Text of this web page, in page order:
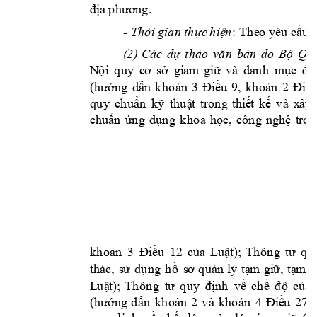
địa phương.
- Thời gian thực hiện: Theo yêu cầu
(2) Các dự thảo văn bản do Bộ Q
Nội quy cơ sở giam giữ và danh mục đ
(hướng dẫn khoản 3 Điều 9, khoản 2 Điều
quy chuẩn kỹ thuật trong thiết kế và xây
chuẩn ứng dụng khoa học, công nghệ tro
khoản 3 Điều 12 của Luật); Thông tư q
thác, sử dụng hồ sơ quản lý tạm giữ, tạm
Luật); Thông tư quy định về chế độ của
(hướng dẫn khoản 2 và khoản 4 Điều 27